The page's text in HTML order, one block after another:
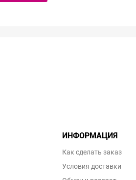
ИНФОРМАЦИЯ
Как сделать заказ
Условия доставки